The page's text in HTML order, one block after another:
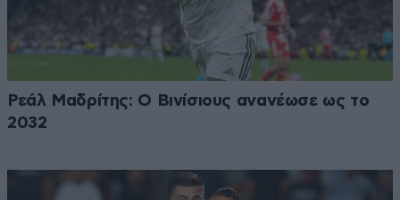
Ρεάλ Μαδρίτης: Ο Βινίσιους ανανέωσε ως το
2032